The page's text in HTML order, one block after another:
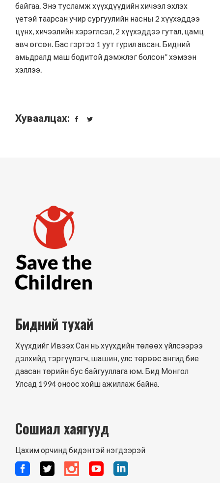
байгаа. Энэ тусламж хүүхдүүдийн хичээл эхлэх
үетэй таарсан учир сургуулийн насны 2 хүүхэддээ
цүнх, хичээлийн хэрэглсэл, 2 хүүхэддээ гутал, цамц
авч өгсөн. Бас гэртээ 1 уут гурил авсан. Бидний
амьдралд маш бодитой дэмжлэг болсон” хэмээн
хэллээ.
Хуваалцах:
Бидний тухай
Хүүхдийг Ивээх Сан нь хүүхдийн төлөөх үйлсээрээ
дэлхийд тэргүүлэгч, шашин, улс төрөөс ангид бие
даасан төрийн бус байгууллага юм. Бид Монгол
Улсад 1994 оноос хойш ажиллаж байна.
Сошиал хаягууд
Цахим орчинд бидэнтэй нэгдээрэй